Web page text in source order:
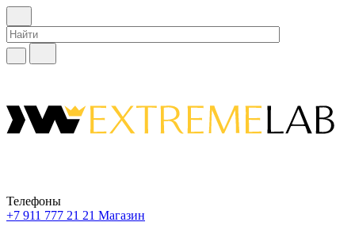
Телефоны
+7 911 777 21 21 Магазин